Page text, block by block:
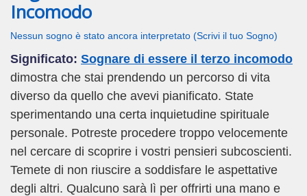
Incomodo
Nessun sogno è stato ancora interpretato (Scrivi il tuo Sogno)
Significato: Sognare di essere il terzo incomodo
dimostra che stai prendendo un percorso di vita
diverso da quello che avevi pianificato. State
sperimentando una certa inquietudine spirituale
personale. Potreste procedere troppo velocemente
nel cercare di scoprire i vostri pensieri subcoscienti.
Temete di non riuscire a soddisfare le aspettative
degli altri. Qualcuno sarà lì per offrirti una mano e